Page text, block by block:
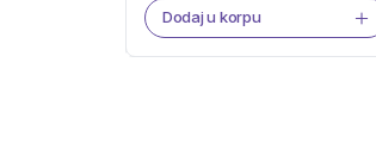
Dodaj u korpu